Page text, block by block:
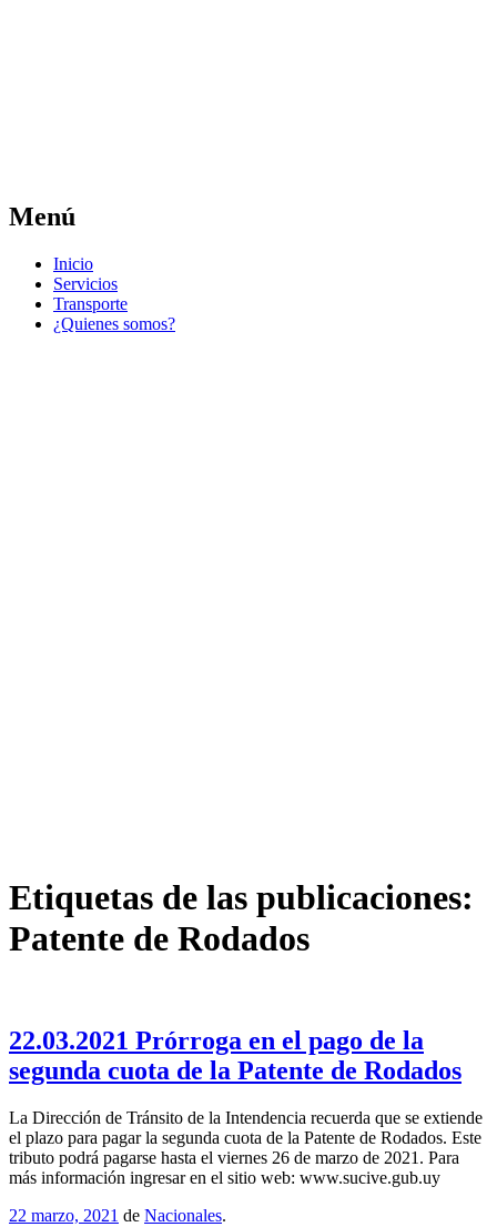
Menú
contenido
Inicio
Servicios
Transporte
¿Quienes somos?
Etiquetas de las publicaciones:
Patente de Rodados
22.03.2021 Prórroga en el pago de la
segunda cuota de la Patente de Rodados
La Dirección de Tránsito de la Intendencia recuerda que se extiende
el plazo para pagar la segunda cuota de la Patente de Rodados. Este
tributo podrá pagarse hasta el viernes 26 de marzo de 2021. Para
más información ingresar en el sitio web: www.sucive.gub.uy
22 marzo, 2021 de Nacionales.